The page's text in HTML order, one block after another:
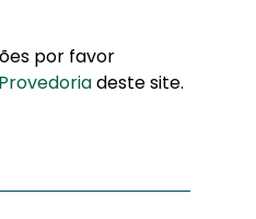
por favor
deste site.